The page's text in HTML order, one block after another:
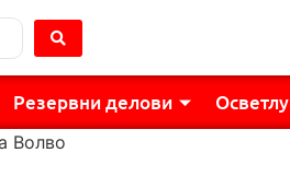
Резервни делови
Волво